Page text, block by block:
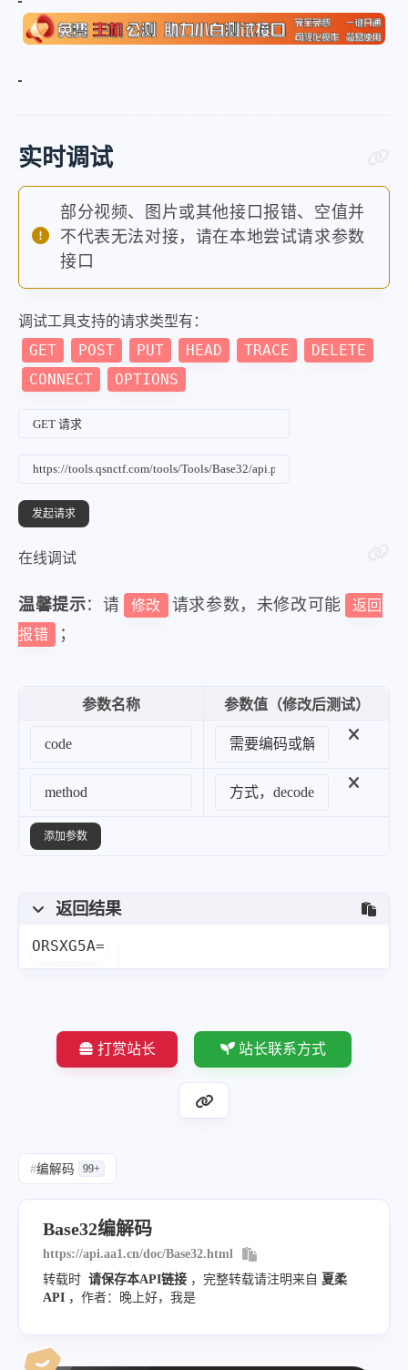
实时调试
部分视频、图片或其他接口报错、空值并
不代表无法对接，请在本地尝试请求参数
接口
调试工具支持的请求类型有：
GET POST PUT HEAD TRACE
DELETE
CONNECT
OPTIONS
在线调试
温馨提示：请 修改 请求参数，未修改可能
返回
报错
；
参数名称 参数值（修改后测试）
添加参数
返回结果
ORSXG5A=
打赏站长 站长联系方式
#编解码 99+
Base32编解码
https://api.aa1.cn/doc/Base32.html
转载时 请保存本API链接 ，完整转载请注明来自 夏柔
API ，作者：晚上好，我是